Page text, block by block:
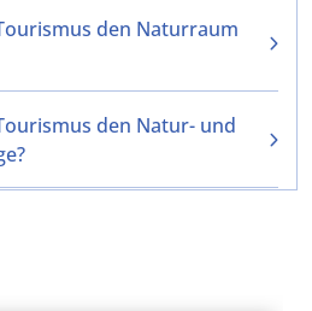
den Naturraum
den Natur- und